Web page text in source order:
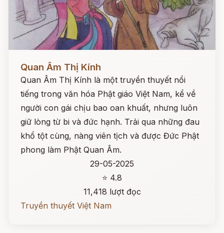
Quan Âm Thị Kính
Quan Âm Thị Kính là một truyền thuyết nổi
tiếng trong văn hóa Phật giáo Việt Nam, kể về
người con gái chịu bao oan khuất, nhưng luôn
giữ lòng từ bi và đức hạnh. Trải qua những đau
khổ tột cùng, nàng viên tịch và được Đức Phật
phong làm Phật Quan Âm.
29-05-2025
⭐ 4.8
11,418 lượt đọc
Truyền thuyết Việt Nam